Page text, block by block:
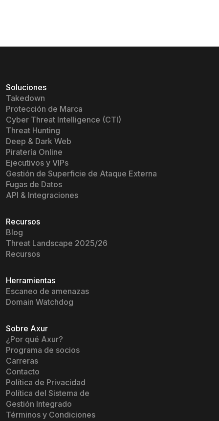
Soluciones
Takedown
Protección de Marca
Cyber Threat Intelligence (CTI)
Threat Hunting
Deep & Dark Web
Piratería Online
Ejecutivos y VIPs
Gestión de Superficie de Ataque Externa
Fugas de Datos
API & Integraciones
Recursos
Blog
Threat Landscape 2025/26
Recursos
Herramientas
Escaneo de amenazas
Domain Watchdog
Sobre Axur
¿Por qué Axur?
Programa de socios
Carreras
Contacto
Política de Privacidad
Política del Sistema de
Gestión Integrado
Términos y Condiciones